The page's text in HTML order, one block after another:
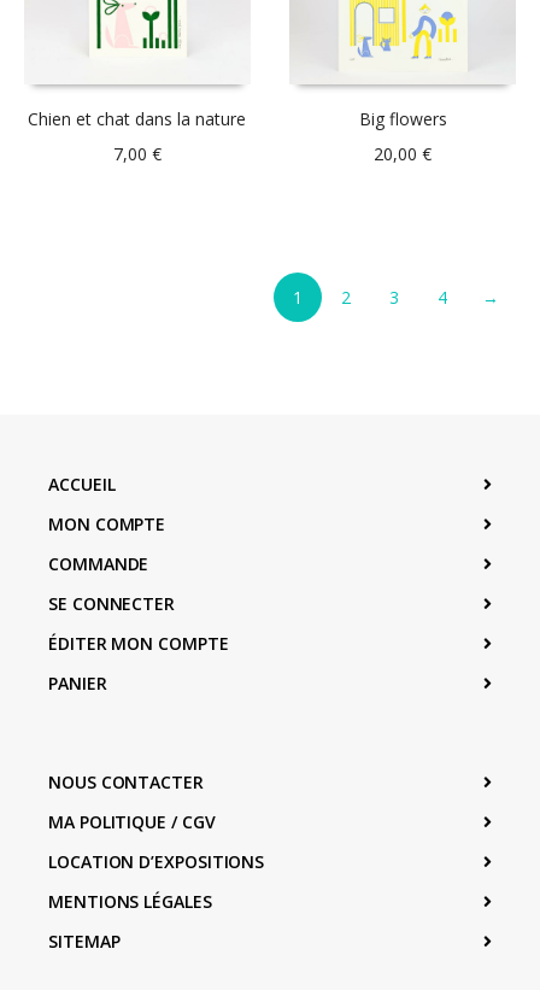
Chien et chat dans la nature
7,00 €
Big flowers
20,00€
1 2 3 4 →
ACCUEIL
MON COMPTE
COMMANDE
SE CONNECTER
ÉDITER MON COMPTE
PANIER
NOUS CONTACTER
MA POLITIQUE / CGV
LOCATION D’EXPOSITIONS
MENTIONS LÉGALES
SITEMAP